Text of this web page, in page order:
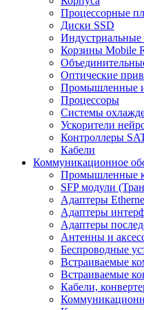
Процессорные
Диски SSD
Индустриальные
Корзины Mobile
Оптические
Промышленные
Процессоры
Системы
Ускорители
Контроллеры
Кабели
Коммуникационное
Промышленные
SFP модули
Адаптеры
Адаптеры
Адаптеры
Антенны и
Беспроводные
Встраиваемые
Встраиваемые
Кабели,